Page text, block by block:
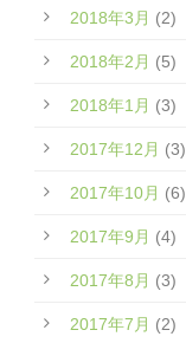
2018年3月 (2)
2018年2月 (5)
2018年1月 (3)
2017年12月 (3)
2017年10月 (6)
2017年9月 (4)
2017年8月 (3)
2017年7月 (2)